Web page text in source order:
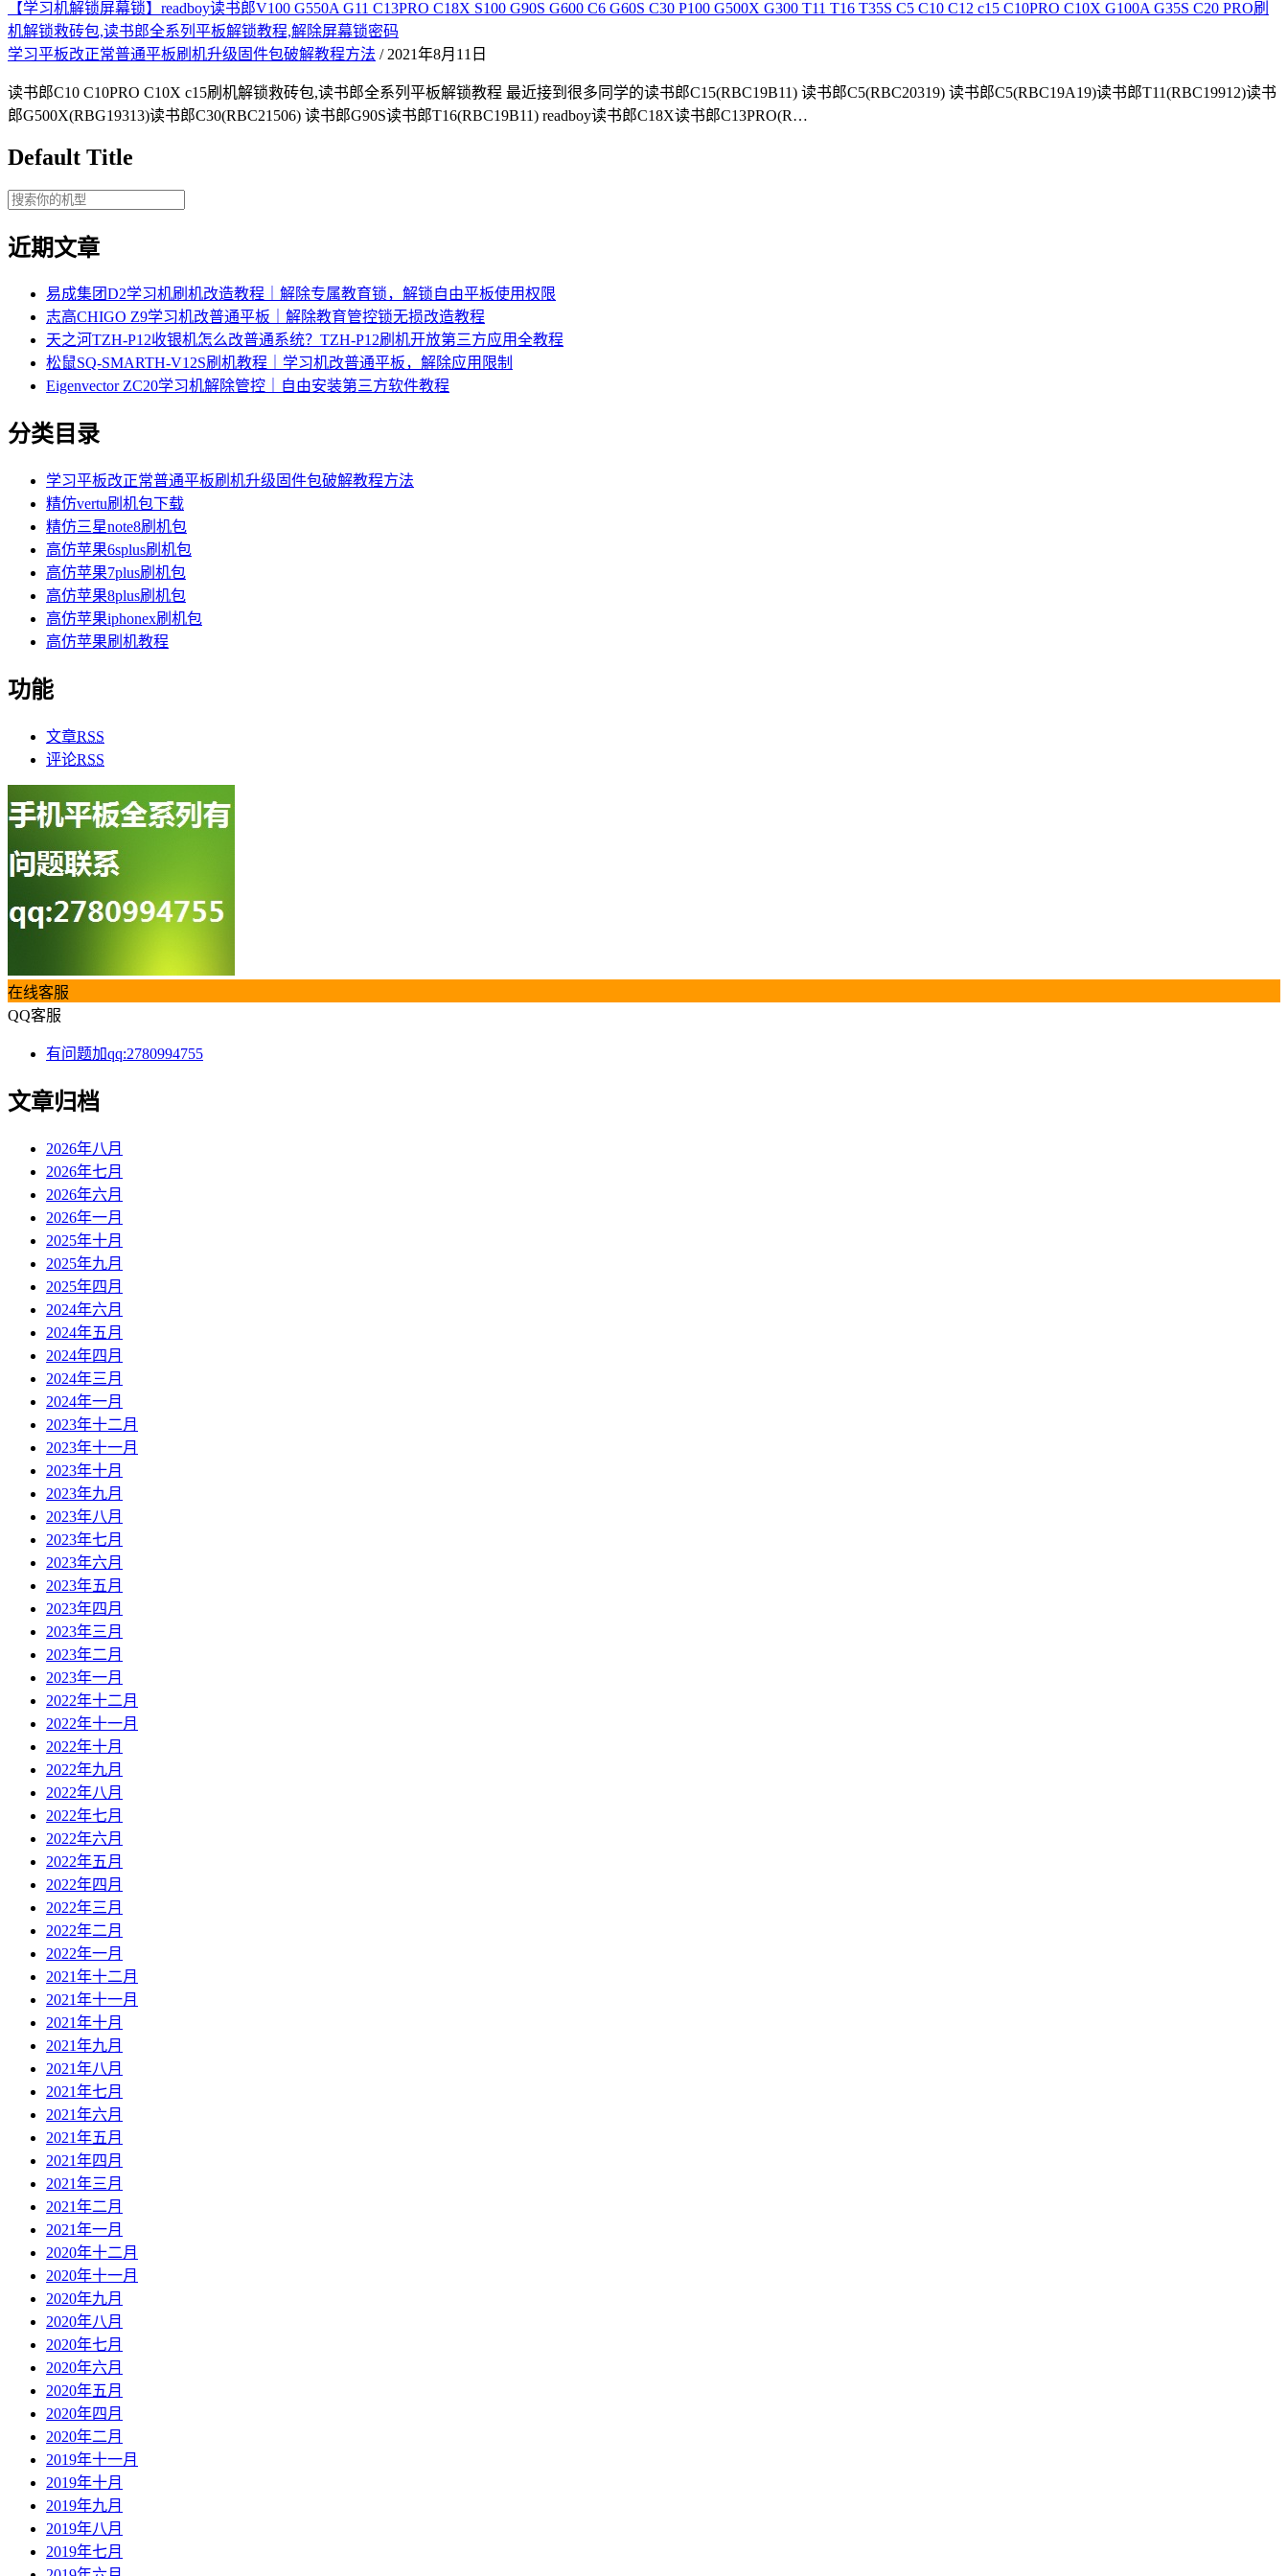
【学习机解锁屏幕锁】readboy读书郎V100 G550A G11 C13PRO C18X S100 G90S G600 C6 G60S C30 P100 G500X G300 T11 T16 T35S C5 C10 C12 c15 C10PRO C10X G100A G35S C20 PRO刷
机解锁救砖包,读书郎全系列平板解锁教程,解除屏幕锁密码
学习平板改正常普通平板刷机升级固件包破解教程方法 / 2021年8月11日
读书郎C10 C10PRO C10X c15刷机解锁救砖包,读书郎全系列平板解锁教程 最近接到很多同学的读书郎C15(RBC19B11) 读书郎C5(RBC20319) 读书郎C5(RBC19A19)读书郎T11(RBC19912)读书
郎G500X(RBG19313)读书郎C30(RBC21506) 读书郎G90S读书郎T16(RBC19B11) readboy读书郎C18X读书郎C13PRO(R…
Default Title
近期文章
易成集团D2学习机刷机改造教程｜解除专属教育锁，解锁自由平板使用权限
志高CHIGO Z9学习机改普通平板｜解除教育管控锁无损改造教程
天之河TZH-P12收银机怎么改普通系统？TZH-P12刷机开放第三方应用全教程
松鼠SQ-SMARTH-V12S刷机教程｜学习机改普通平板，解除应用限制
Eigenvector ZC20学习机解除管控｜自由安装第三方软件教程
分类目录
学习平板改正常普通平板刷机升级固件包破解教程方法
精仿vertu刷机包下载
精仿三星note8刷机包
高仿苹果6splus刷机包
高仿苹果7plus刷机包
高仿苹果8plus刷机包
高仿苹果iphonex刷机包
高仿苹果刷机教程
功能
文章RSS
评论RSS
在线客服
QQ客服
有问题加qq:2780994755
文章归档
2026年八月
2026年七月
2026年六月
2026年一月
2025年十月
2025年九月
2025年四月
2024年六月
2024年五月
2024年四月
2024年三月
2024年一月
2023年十二月
2023年十一月
2023年十月
2023年九月
2023年八月
2023年七月
2023年六月
2023年五月
2023年四月
2023年三月
2023年二月
2023年一月
2022年十二月
2022年十一月
2022年十月
2022年九月
2022年八月
2022年七月
2022年六月
2022年五月
2022年四月
2022年三月
2022年二月
2022年一月
2021年十二月
2021年十一月
2021年十月
2021年九月
2021年八月
2021年七月
2021年六月
2021年五月
2021年四月
2021年三月
2021年二月
2021年一月
2020年十二月
2020年十一月
2020年九月
2020年八月
2020年七月
2020年六月
2020年五月
2020年四月
2020年二月
2019年十一月
2019年十月
2019年九月
2019年八月
2019年七月